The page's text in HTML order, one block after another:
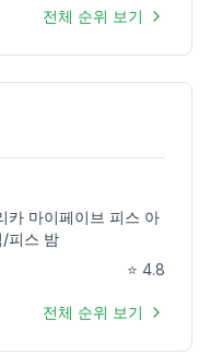
전체 순위 보기
카 마이페이브 피스 아
피스 밤
⭐ 4.8
전체 순위 보기